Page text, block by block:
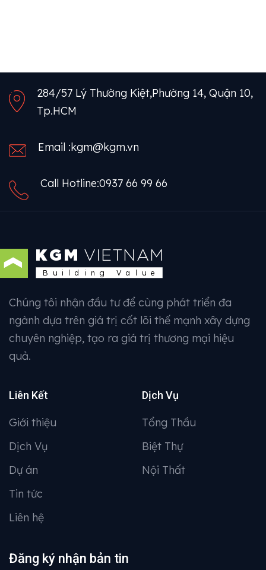
284/57 Lý Thường Kiệt,Phường 14, Quận 10,
Tp.HCM
Email :kgm@kgm.vn
Call Hotline:0937 66 99 66
KGM VIETNAM
Building Value
Chúng tôi nhận đầu tư để cùng phát triển đa
ngành dựa trên giá trị cốt lõi thế mạnh xây dựng
chuyên nghiệp, tạo ra giá trị thương mại hiệu
quả.
Liên Kết
Giới thiệu
Dịch Vụ
Dự án
Tin tức
Liên hệ
Dịch Vụ
Tổng Thầu
Biệt Thự
Nội Thất
Đăng ký nhận bản tin